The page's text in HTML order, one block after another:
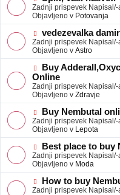
e
b
j
a
v
e
o
v
e
o
b
j
a
v
e
Zadnji prispevek Napisal/-
Objavljeno v Potovanja
N
o
v
e
o
b
j
a
v
e
vedezevalka
Zadnji prispevek Napisal/-
Objavljeno v Astro
N
o
v
e
o
b
j
a
v
e
Buy
Online
Zadnji prispevek Napisal/-
Objavljeno v Zdravje
N
o
v
e
o
b
j
a
v
e
Buy Nembutal
Zadnji prispevek Napisal/-
Objavljeno v Lepota
N
o
v
e
o
b
Best place to buy
Zadnji prispevek Napisal/-
Objavljeno v Moda
N
o
How to buy
Zadnji prispevek Napisal/-